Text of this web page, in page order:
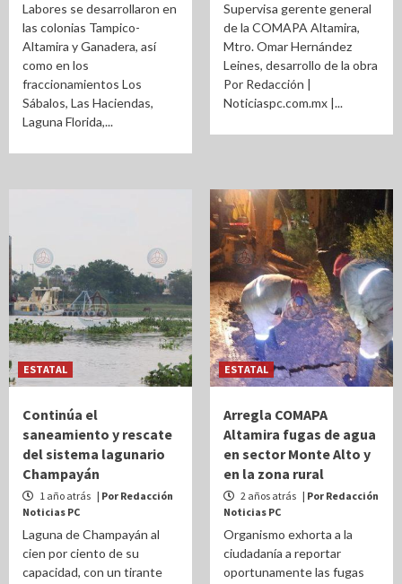
Labores se desarrollaron en
las colonias Tampico-
Altamira y Ganadera, así
como en los
fraccionamientos Los
Sábalos, Las Haciendas,
Laguna Florida,...
Supervisa gerente general
de la COMAPA Altamira,
Mtro. Omar Hernández
Leines, desarrollo de la obra
Por Redacción |
Noticiaspc.com.mx |...
ESTATAL
Continúa el
saneamiento y rescate
del sistema lagunario
Champayán
1 año atrás | Por Redacción
Noticias PC
Laguna de Champayán al
cien por ciento de su
capacidad, con un tirante
ESTATAL
Arregla COMAPA
Altamira fugas de agua
en sector Monte Alto y
en la zona rural
2 años atrás | Por Redacción
Noticias PC
Organismo exhorta a la
ciudadanía a reportar
oportunamente las fugas